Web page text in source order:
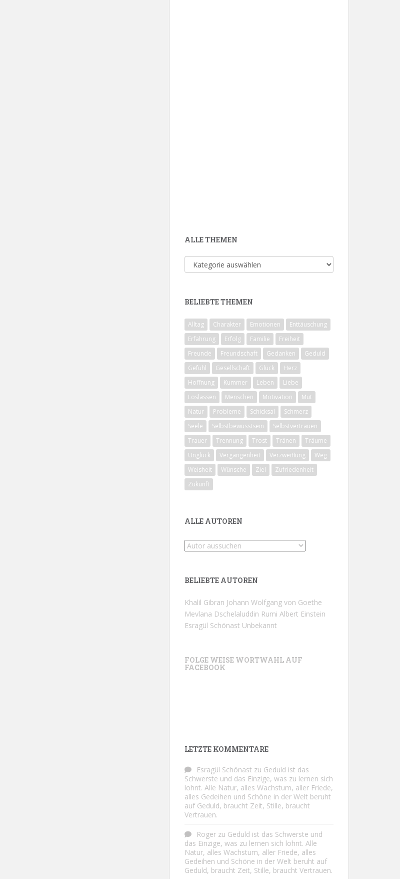
ALLE THEMEN
Alle
Themen
BELIEBTE THEMEN
Alltag Charakter Emotionen
Enttäuschung
Erfahrung
Erfolg Familie
Freiheit
Freunde
Freundschaft Gedanken
Geduld
Gefühl
Gesellschaft Glück
Herz
Hoffnung
Kummer Leben
Liebe
Loslassen
Menschen Motivation
Mut
Natur
Probleme Schicksal
Schmerz
Seele
Selbstbewusstsein
Selbstvertrauen
Trauer
Trennung Trost Tränen
Träume
Unglück
Vergangenheit Verzweiflung
Weg
Weisheit
Wünsche Ziel
Zufriedenheit
Zukunft
ALLE AUTOREN
BELIEBTE AUTOREN
Khalil Gibran Johann Wolfgang von Goethe
Mevlana Dschelaluddin Rumi Albert Einstein
Esragül Schönast Unbekannt
FOLGE WEISE WORTWAHL AUF
FACEBOOK
LETZTE KOMMENTARE
Esragül Schönast zu Geduld ist das
Schwerste und das Einzige, was zu lernen sich
lohnt. Alle Natur, alles Wachstum, aller Friede,
alles Gedeihen und Schöne in der Welt beruht
auf Geduld, braucht Zeit, Stille, braucht
Vertrauen.
Roger zu Geduld ist das Schwerste und
das Einzige, was zu lernen sich lohnt. Alle
Natur, alles Wachstum, aller Friede, alles
Gedeihen und Schöne in der Welt beruht auf
Geduld, braucht Zeit, Stille, braucht Vertrauen.